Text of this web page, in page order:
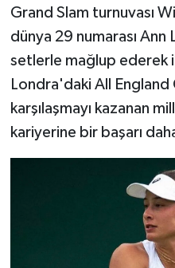
Grand Slam turnuvası
dünya 29 numarası
setlerle mağlup ederek
Londra'daki All
karşılaşmayı kazanan
kariyerine bir başarı